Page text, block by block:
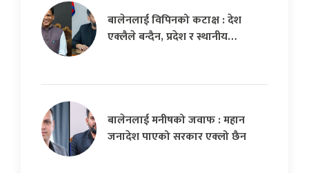
बालेनलाई विपिनको कटाक्ष : देश
एक्लैले बन्दैन, प्रदेश र स्थानीय…
बालेनलाई मनीषको जवाफ : महान
जनादेश पाएको सरकार एक्लो छैन